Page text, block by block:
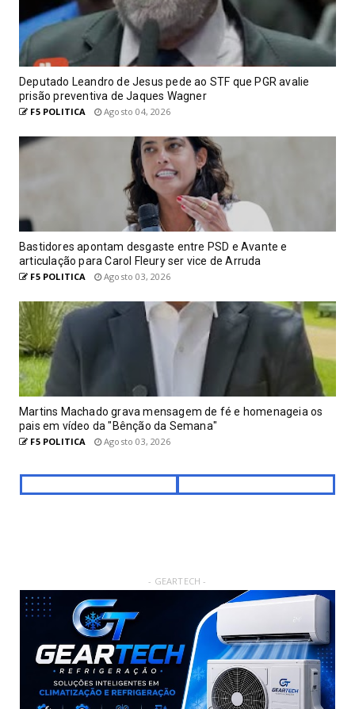
Deputado Leandro de Jesus pede ao STF que PGR avalie
prisão preventiva de Jaques Wagner
F5 POLITICA Agosto 04, 2026
Bastidores apontam desgaste entre PSD e Avante e
articulação para Carol Fleury ser vice de Arruda
F5 POLITICA Agosto 03, 2026
Martins Machado grava mensagem de fé e homenageia os
pais em vídeo da "Bênção da Semana"
F5 POLITICA Agosto 03, 2026
- GEARTECH -